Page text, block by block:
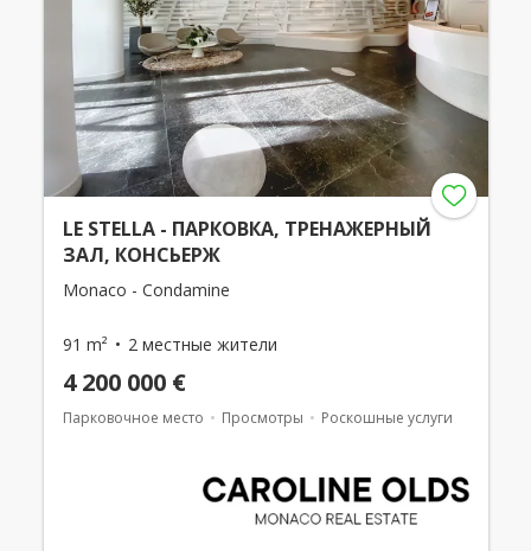
LE STELLA - ПАРКОВКА, ТРЕНАЖЕРНЫЙ
ЗАЛ, КОНСЬЕРЖ
Monaco - Condamine
91 m² 2 местные жители
4 200 000 €
Парковочное место Просмотры Роскошные услуги